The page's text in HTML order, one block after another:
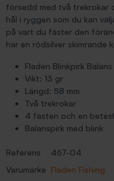
försedd med två trekrokar
hål i ryggen som du kan
på vart du fäster den
har en rödsilver skimrande
Fladen Blinkpirk Balans
Vikt: 13 gr
Längd: 58 mm
Två trekrokar
4 fästen och en
Balanspirk med blink
Referens
467-04
Varumärke Fladen Fishing